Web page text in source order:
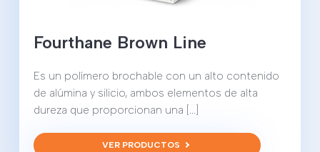
Fourthane Brown Line
Es un polímero brochable con un alto contenido
de alúmina y silicio, ambos elementos de alta
dureza que proporcionan una [...]
VER PRODUCTOS